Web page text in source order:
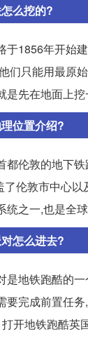
么挖的?
于1856年开始
们只能用最原
是先在地面上挖
位置介绍?
都伦敦的地下
了伦敦市中心
之一,也是全球
怎么进去?
是地铁跑酷的
完成前置任务
开地铁跑酷英